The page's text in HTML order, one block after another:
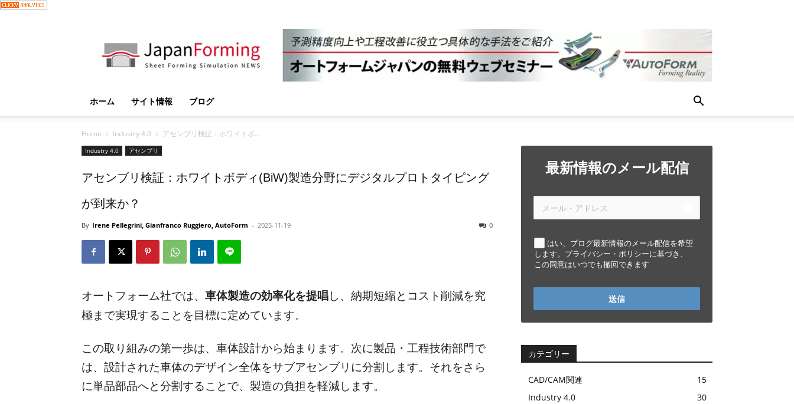
ホーム サイト情報 ブログ
Home Industry 4.0 アセンブリ検証：ホワイトボ...
Industry 4.0 アセンブリ
アセンブリ検証：ホワイトボディ(BiW)製造分野にデジタルプロトタイピング
が到来か？
By Irene Pellegrini, Gianfranco Ruggiero, AutoForm - 2025-11-19 0
オートフォーム社では、 車体製造の効率化を提唱し、納期短縮とコスト削減を究
極まで実現することを目標に定めています。
この取り組みの第一歩は、車体設計から始まります。次に製品・工程技術部門で
は、設計された車体のデザイン全体をサブアセンブリに分割します。それをさら
に単品部品へと分割することで、製造の負担を軽減します。
最新情報のメール配信
はい、ブログ最新情報のメール配信を希望
します。プライバシー・ポリシーに基づき、
この同意はいつでも撤回できます
送信
カテゴリー
CAD/CAM関連
15
Industry 4.0
30